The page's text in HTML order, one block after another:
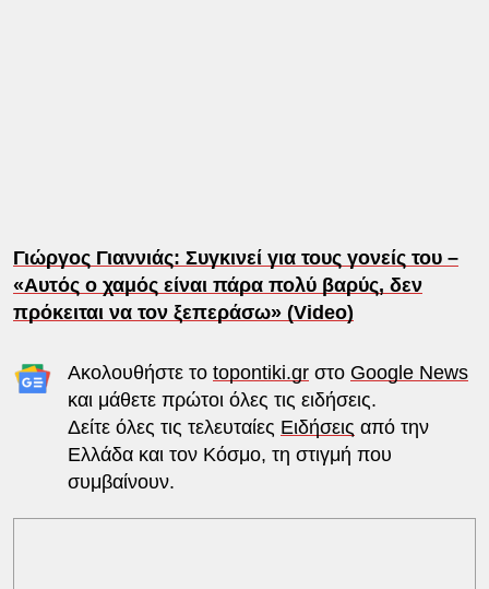
Γιώργος Γιαννιάς: Συγκινεί για τους γονείς του –
«Αυτός ο χαμός είναι πάρα πολύ βαρύς, δεν
πρόκειται να τον ξεπεράσω» (Video)
Ακολουθήστε το topontiki.grστο Google News
και μάθετε πρώτοι όλες τις ειδήσεις.
Δείτε όλες τις τελευταίες Ειδήσεις από την
Ελλάδα και τον Κόσμο, τη στιγμή που
συμβαίνουν.